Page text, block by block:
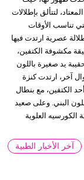
لتتألق بإطلالات
تناسب الأوقات
عصرية ارتدت فيها
مكشوفة الكتفين،
يد صغيرة باللون
آخر، ارتدت كنزة
الكتفين، مع بنطال
البني. وعلى صعيد
العلوية
آخر الأخبار الطبية